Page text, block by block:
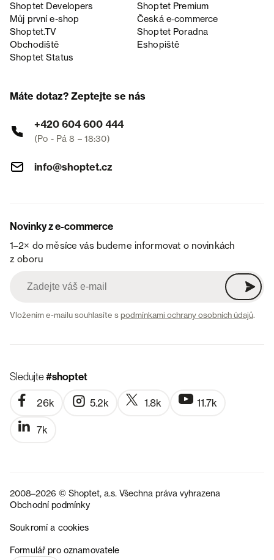
Shoptet Developers
Shoptet Premium
Můj první e-shop
Česká e‑commerce
Shoptet.TV
Shoptet Poradna
Obchodiště
Eshopiště
Shoptet Status
Máte dotaz? Zeptejte se nás
+420 604 600 444
(Po - Pá 8 – 18:30)
info@shoptet.cz
Novinky z e-commerce
1–2× do měsíce vás budeme informovat o novinkách
z oboru
Vložením e-mailu souhlasíte spodmínkami ochrany osobních údajů.
Sledujte#shoptet
26k 5.2k 1.8k 11.7k
7k
2008–2026 © Shoptet, a.s. Všechna práva vyhrazena
Obchodní podmínky
Soukromí a cookies
Formulář pro oznamovatele